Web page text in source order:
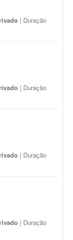
| Duração
| Duração
| Duração
| Duração